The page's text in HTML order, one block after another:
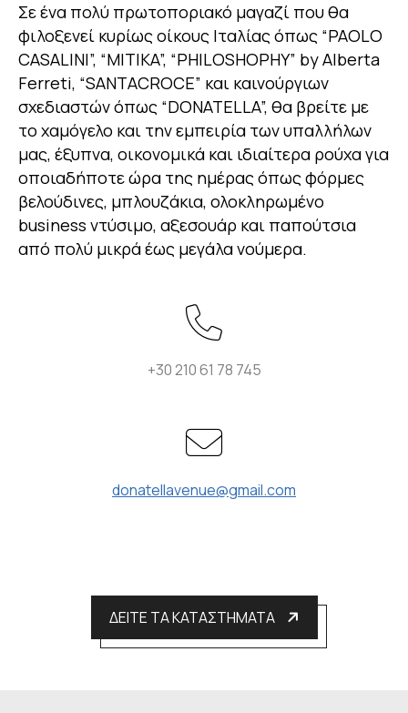
Σε ένα πολύ πρωτοποριακό μαγαζί που θα
φιλοξενεί κυρίως οίκους Ιταλίας όπως “PAOLO
CASALINI”, “MITIKA”, “PHILOSHOPHY” by Alberta
Ferreti, “SANTACROCE” και καινούργιων
σχεδιαστών όπως “DONATELLA”, θα βρείτε με
το χαμόγελο και την εμπειρία των υπαλλήλων
μας, έξυπνα, οικονομικά και ιδιαίτερα ρούχα για
οποιαδήποτε ώρα της ημέρας όπως φόρμες
βελούδινες, μπλουζάκια, ολοκληρωμένο
business ντύσιμο, αξεσουάρ και παπούτσια
από πολύ μικρά έως μεγάλα νούμερα.
+30 210 61 78 745
donatellavenue@gmail.com
ΔΕΙΤΕ ΤΑ ΚΑΤΑΣΤΗΜΑΤΑ